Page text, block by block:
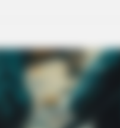
Defined An Era—